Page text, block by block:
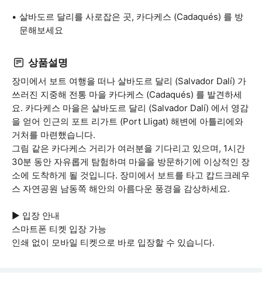
살바도르 달리를 사로잡은 곳, 카다케스 (Cadaqués) 를 방
문해보세요
상품설명
장미에서 보트 여행을 떠나 살바도르 달리 (Salvador Dalí) 가
쓰러진 지중해 전통 마을 카다케스 (Cadaqués) 를 발견하세
요. 카다케스 마을은 살바도르 달리 (Salvador Dalí) 에서 영감
을 얻어 인근의 포트 리가트 (Port Lligat) 해변에 아틀리에와
거처를 마련했습니다.
그림 같은 카다케스 거리가 여러분을 기다리고 있으며, 1시간
30분 동안 자유롭게 탐험하며 마을을 방문하기에 이상적인 장
소에 도착하게 될 것입니다. 장미에서 보트를 타고 캅드크레우
스 자연공원 남동쪽 해안의 아름다운 풍경을 감상하세요.
▶ 입장 안내
스마트폰 티켓 입장 가능
인쇄 없이 모바일 티켓으로 바로 입장할 수 있습니다.